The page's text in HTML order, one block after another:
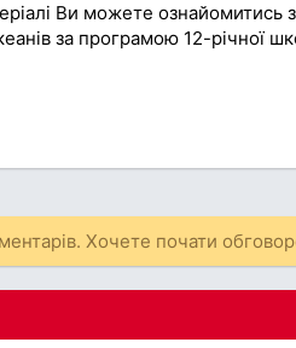
Ви можете
за програмою 12-річної
Хочете почати